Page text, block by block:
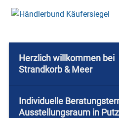
Herzlich willkommen bei
Strandkorb & Meer
Individuelle
Ausstellungsraum in